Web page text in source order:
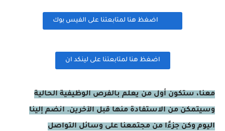
اضغظ هنا لمتابعتنا على الفيس بوك
اضغظ هنا لمتابعتنا على لينكد ان
معنا، ستكون أول من يعلم بالفرص الوظيفية الحالية
وسيتمكن من الاستفادة منها قبل الآخرين. انضم إلينا
اليوم وكن جزءًا من مجتمعنا على وسائل التواصل